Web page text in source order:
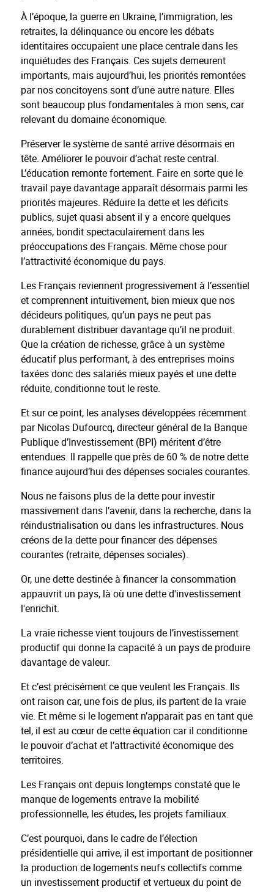
À l’époque, la guerre en Ukraine, l’immigration, les
retraites, la délinquance ou encore les débats
identitaires occupaient une place centrale dans les
inquiétudes des Français. Ces sujets demeurent
importants, mais aujourd’hui, les priorités remontées
par nos concitoyens sont d’une autre nature. Elles
sont beaucoup plus fondamentales à mon sens, car
relevant du domaine économique.
Préserver le système de santé arrive désormais en
tête. Améliorer le pouvoir d’achat reste central.
L’éducation remonte fortement. Faire en sorte que le
travail paye davantage apparaît désormais parmi les
priorités majeures. Réduire la dette et les déficits
publics, sujet quasi absent il y a encore quelques
années, bondit spectaculairement dans les
préoccupations des Français. Même chose pour
l’attractivité économique du pays.
Les Français reviennent progressivement à l’essentiel
et comprennent intuitivement, bien mieux que nos
décideurs politiques, qu’un pays ne peut pas
durablement distribuer davantage qu’il ne produit.
Que la création de richesse, grâce à un système
éducatif plus performant, à des entreprises moins
taxées donc des salariés mieux payés et une dette
réduite, conditionne tout le reste.
Et sur ce point, les analyses développées récemment
par Nicolas Dufourcq, directeur général de la Banque
Publique d’Investissement (BPI) méritent d’être
entendues. Il rappelle que près de 60 % de notre dette
finance aujourd’hui des dépenses sociales courantes.
Nous ne faisons plus de la dette pour investir
massivement dans l’avenir, dans la recherche, dans la
réindustrialisation ou dans les infrastructures. Nous
créons de la dette pour financer des dépenses
courantes (retraite, dépenses sociales).
Or, une dette destinée à financer la consommation
appauvrit un pays, là où une dette d'investissement
l'enrichit.
La vraie richesse vient toujours de l’investissement
productif qui donne la capacité à un pays de produire
davantage de valeur.
Et c’est précisément ce que veulent les Français. Ils
ont raison car, une fois de plus, ils partent de la vraie
vie. Et même si le logement n’apparait pas en tant que
tel, il est au cœur de cette équation car il conditionne
le pouvoir d’achat et l’attractivité économique des
territoires.
Les Français ont depuis longtemps constaté que le
manque de logements entrave la mobilité
professionnelle, les études, les projets familiaux.
C’est pourquoi, dans le cadre de l’élection
présidentielle qui arrive, il est important de positionner
la production de logements neufs collectifs comme
un investissement productif et vertueux du point de